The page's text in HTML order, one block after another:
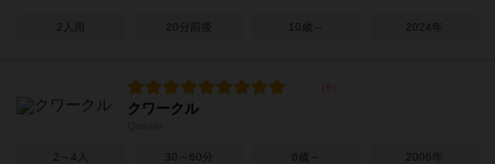
2人用 20分前後 10歳～ 2024年
クワークル
2～4人 30～60分 6歳～ 2006年